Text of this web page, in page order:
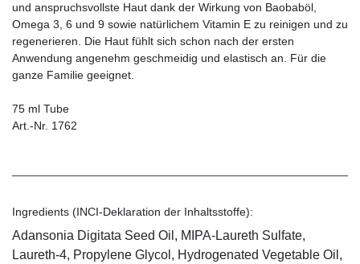
und anspruchsvollste Haut dank der Wirkung von Baobaböl,
Omega 3, 6 und 9 sowie natürlichem Vitamin E zu reinigen und zu
regene­rieren. Die Haut fühlt sich schon nach der ersten
Anwendung angenehm geschmeidig und elastisch an. Für die
ganze Familie geeignet.
75 ml Tube
Art.-Nr. 1762
Ingredients (INCI-Deklaration der Inhaltsstoffe):
Adansonia Digitata Seed Oil, MIPA-Laureth Sulfate,
Laureth-4, Propylene Glycol, Hydrogenated Vegetable Oil,